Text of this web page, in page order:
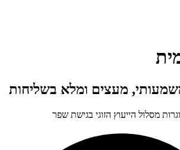
מעצים ומלא בשליחות
מסלול הייעוץ הזוגי בגישת שפר